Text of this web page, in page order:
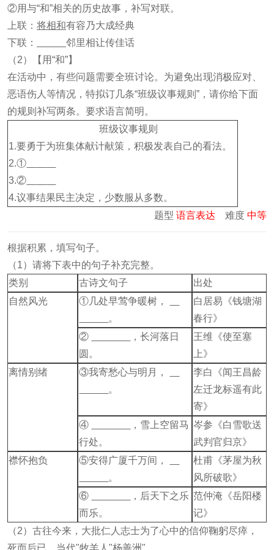
②用与“和”相关的历史故事，补写对联。
上联： 将相和有容乃大成经典
下联：
邻里相让传佳话
（2）【用“和”】
在活动中，有些问题需要全班讨论。为避免出现消极应对、
恶语伤人等情况，特拟订几条“班级议事规则”，请你给下面
的规则补写两条。要求语言简明。
班级议事规则
1.要勇于为班集体献计献策，积极发表自己的看法。
2.①
3.②
4.议事结果民主决定，少数服从多数。
题型 语言表达 难度 中等
根据积累，填写句子。
（1）请将下表中的句子补充完整。
类别
古诗文句子
出处
自然风光
①几处早莺争暖树，
。
白居易《钱塘湖
春行》
②
，长河落日
圆。
王维《使至塞
上》
离情别绪
③我寄愁心与明月，
。
李白《闻王昌龄
左迁龙标遥有此
寄》
④
，雪上空留马
行处。
岑参《白雪歌送
武判官归京》
襟怀抱负
⑤安得广厦千万间，
。
杜甫《茅屋为秋
风所破歌》
⑥
，后天下之乐
而乐。
范仲淹《岳阳楼
记》
（2）古往今来，大批仁人志士为了心中的信仰鞠躬尽瘁，
死而后已。当代"牧羊人"杨善洲"